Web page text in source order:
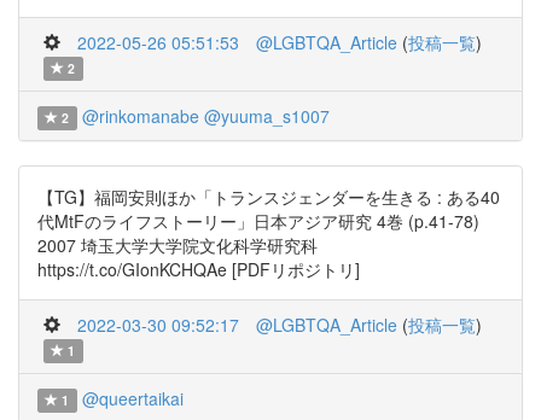
2022-05-26 05:51:53 @LGBTQA_Article (投稿一覧)
2
2 @rinkomanabe @yuuma_s1007
【TG】福岡安則ほか「トランスジェンダーを生きる : ある40
代MtFのライフストーリー」日本アジア研究 4巻 (p.41-78)
2007 埼玉大学大学院文化科学研究科
https://t.co/GIonKCHQAe [PDFリポジトリ]
2022-03-30 09:52:17 @LGBTQA_Article (投稿一覧)
1
1 @queertaikai